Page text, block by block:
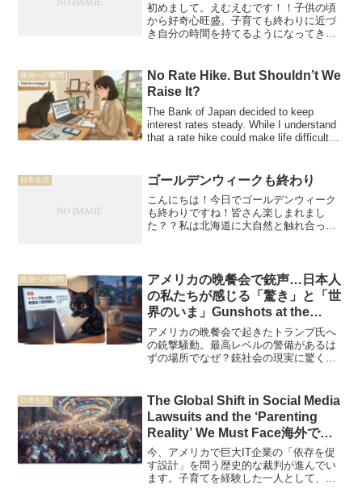
初めまして。えむえむです！！子供の頃
から好奇心旺盛。子育ても終わりに近づ
き自分の時間を持てるようになってきた
りたいことを１つづつ挑戦してます。大
人バレエ、社会人学生、Y...
政治への疑問
No Rate Hike. But Shouldn’t We
Raise It?
The Bank of Japan decided to keep
interest rates steady. While I understand
that a rate hike could make life difficult
weak yen. I’m sharing my honest
thoughts alongside a professional report
from the Nikkei日銀は利上げの見送りを
決定しました。利上げによって生活が大
変になる方がいることも重々承知してい
引用しながら、私なりの率直な気持ちを
綴りました。
日常生活 ゴールデンウィークも終わり
こんにちは！今日でゴールデンウィーク
も終わりですね！皆さん楽しまれまし
た？？私は北海道に大自然と触れ合って
いしたことないやん！ってい...
政治への疑問
アメリカの晩餐会で銃声…日本人
の私たちが感じる「驚き」と「世
界のいま」Gunshots at the
Gala… My Thoughts on the
News from America
アメリカの晩餐会で起きたトランプ氏へ
の銃撃騒動。最高レベルの警備があるは
ずの場所でなぜ？銃社会の現実に驚くと
平和の貴重さを綴ります。Gunshots at a
high-profile gala in the US... How could
this happen despite such tight security? I
share my thoughts on the unsettling
reality of a gun society and a world that
feels increasingly turbulent. This post
reflects on the fragility of peace and the
importance of dialogue over violence in
日常生活
The Global Shift in Social Media
Lawsuits and the ‘Parenting
Reality’ We Must Face海外で進
むSNS裁判と、私たちが向き合う
べき「子育ての現場」
今、アメリカで巨大IT企業の「依存を促
す設計」を問う歴史的な裁判が進んでい
ます。子育てを経験した一人として、ス